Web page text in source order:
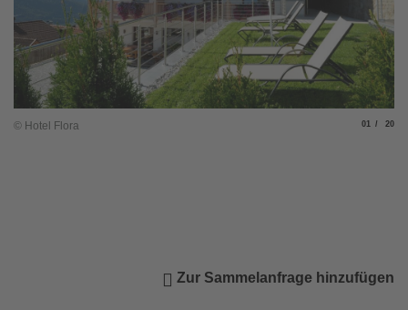
© Hotel Flora Slide
01 von
20
Zur Sammelanfrage hinzufügen